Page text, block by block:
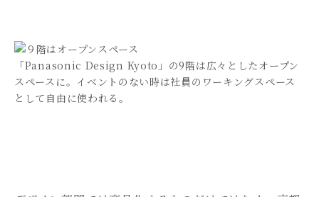
「Panasonic Design Kyoto」の9階は広々としたオープン
スペースに。イベントのない時は社員のワーキングスペース
として自由に使われる。